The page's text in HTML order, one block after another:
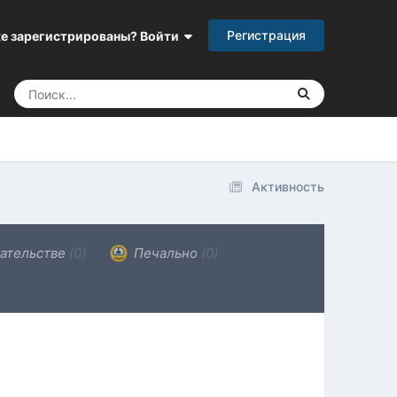
зарегистрированы? Войти Регистрация
Активность
(0) Печально (0)